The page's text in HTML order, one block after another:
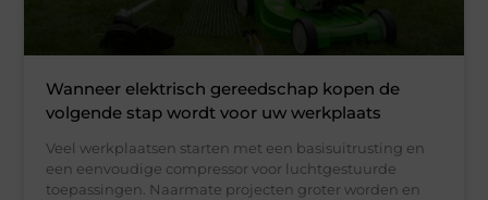
Wanneer elektrisch gereedschap kopen de
volgende stap wordt voor uw werkplaats
Veel werkplaatsen starten met een basisuitrusting en
een eenvoudige compressor voor luchtgestuurde
toepassingen. Naarmate projecten groter worden en